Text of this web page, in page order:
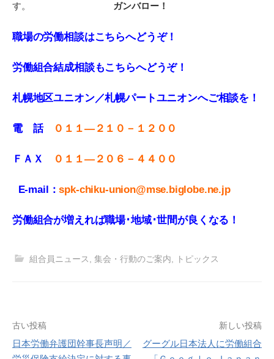
す。 ガンバロー！
職場の労働相談はこちらへどうぞ！
労働組合結成相談もこちらへどうぞ！
札幌地区ユニオン／札幌パートユニオンへご相談を！
電 話 ０１１—２１０－１２００
ＦＡＸ ０１１—２０６－４４００
E-mail：spk-chiku-union@mse.biglobe.ne.jp
労働組合が増えれば職場･地域･世間が良くなる！
組合員ニュース 集会・行動のご案内 トピックス
投
稿
古い投稿
日本労働弁護団幹事長声明／
新しい投稿
グーグル日本法人に労働組合